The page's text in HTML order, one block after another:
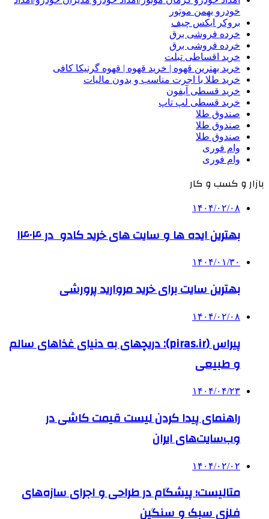
خودرو بهمن موتور
بروکر ایکس چیف
خرده فروشی برق
خرده فروشی برق
خرید اقساطی تبلت
خرید بهترین قهوه | خرید قهوه | قهوه گرنیکا کافی
خرید طلا با اجرت مناسب و بدون مالیات
خرید قسطی آیفون
خرید قسطی لپ تاپ
صندوق طلا
صندوق طلا
صندوق طلا
وام فوری
وام فوری
بازار و کسب و کار
۱۴۰۴/۰۲/۰۸
بهترین ایده ها و سایت های خرید کادو در ۱۴۰۴
۱۴۰۴/۰۱/۳۰
بهترین سایت برای خرید مروارید پرورشی
۱۴۰۴/۰۲/۰۸
پیراس (piras.ir): دریچهای به دنیای غذاهای سالم
و طبیعی
۱۴۰۴/۰۴/۲۳
راهنمای پیدا کردن لیست قیمت کاشی در
وب‌سایت‌های ایران
۱۴۰۴/۰۲/۰۲
متالیست؛ پیشگام در طراحی و اجرای سازه‌های
فلزی سبک و سنگین